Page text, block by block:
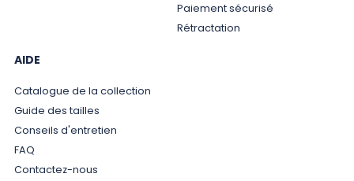
Paiement sécurisé
Rétractation
AIDE
Catalogue de la collection
Guide des tailles
Conseils d'entretien
FAQ
Contactez-nous